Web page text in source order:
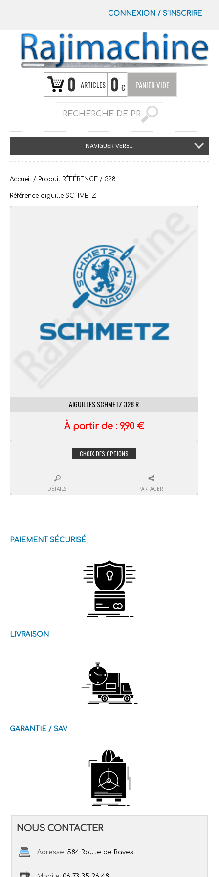
CONNEXION / S’INSCRIRE
0 ARTICLES 0 € PANIER VIDE
NAVIGUER VERS...
Accueil / Produit RÉFÉRENCE / 328
Référence aiguille SCHMETZ
AIGUILLES SCHMETZ 328 R
À partir de : 9,90 €
CHOIX DES OPTIONS
DÉTAILS PARTAGER
PAIEMENT SÉCURISÉ
LIVRAISON
GARANTIE / SAV
NOUS CONTACTER
Adresse: 584 Route de Raves